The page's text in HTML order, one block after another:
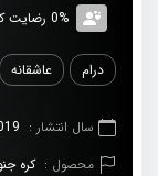
0% رضایت کاربران (0رای)
درام عاشقانه
سال انتشار :
محصول : کره